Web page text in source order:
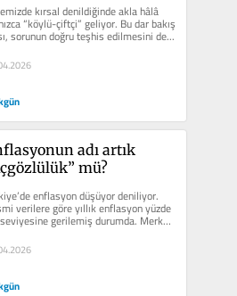
kırsal denildiğinde akla hâlâ
“köylü-çiftçi” geliyor. Bu dar bakış
sorunun doğru teşhis edilmesini de...
adı artık
mü?
enflasyon düşüyor deniliyor.
verilere göre yıllık enflasyon yüzde
gerilemiş durumda. Merkez